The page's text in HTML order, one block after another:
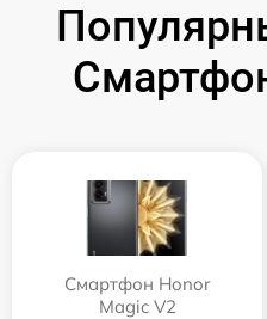
Смартфон Honor
Magic V2